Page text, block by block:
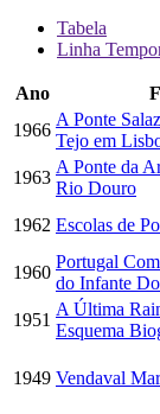
Tabela
Linha
Ano
1966
A Ponte
Tejo em
1963
A Ponte da
Rio Douro
1962 Escolas de
1960
Portugal
do Infante
1951
A Última
Esquema
1949 Vendaval